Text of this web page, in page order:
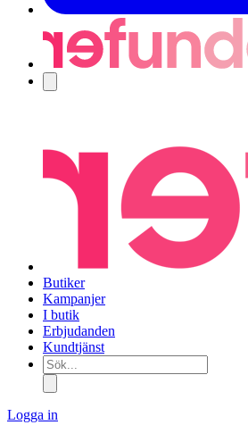
Butiker
Kampanjer
I butik
Erbjudanden
Kundtjänst
Sök...
Logga in